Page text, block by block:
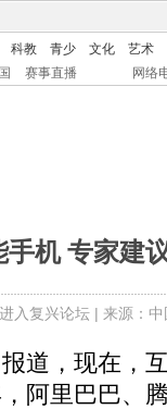
科教 青少 文化
艺术
赛事直播 网络
机 专家建
进入复兴论坛| 来源：
，现在，
阿里巴巴、